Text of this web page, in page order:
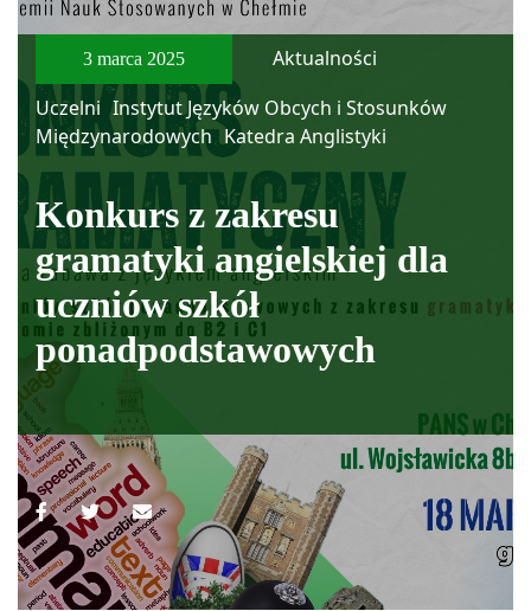
3 marca 2025
Aktualności
Uczelni Instytut Języków Obcych i Stosunków
Międzynarodowych Katedra Anglistyki
Konkurs z zakresu
gramatyki angielskiej dla
uczniów szkół
ponadpodstawowych